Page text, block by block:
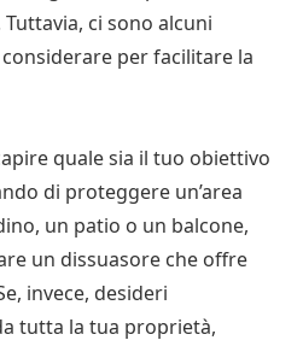
ci sono alcuni
per facilitare la
quale sia il tuo obiettivo
di proteggere un’area
un patio o un balcone,
un dissuasore che offre
invece, desideri
tutta la tua proprietà,